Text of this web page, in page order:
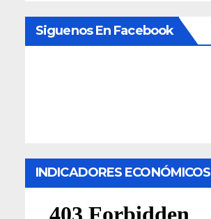
Siguenos En Facebook
INDICADORES ECONÓMICOS